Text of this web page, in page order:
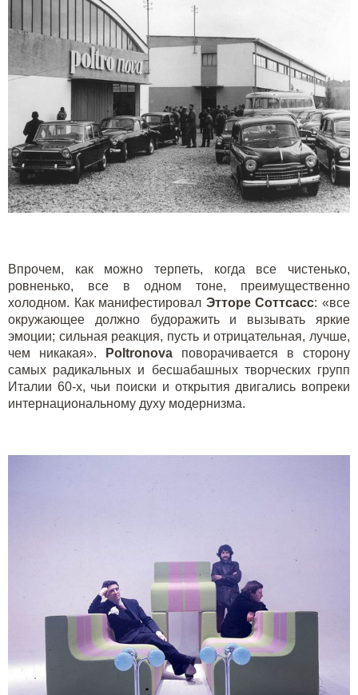
Впрочем, как можно терпеть, когда все чистенько,
ровненько, все в одном тоне, преимущественно
холодном. Как манифестировал Этторе Соттсасс: «все
окружающее должно будоражить и вызывать яркие
эмоции; сильная реакция, пусть и отрицательная, лучше,
чем никакая».
Poltronova поворачивается в сторону
самых радикальных и бесшабашных творческих групп
Италии 60-х, чьи поиски и открытия двигались вопреки
интернациональному духу модернизма.